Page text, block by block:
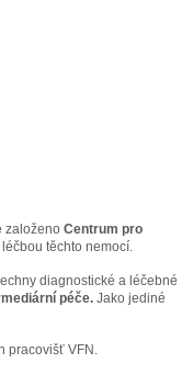
založeno Centrum pro
těchto nemocí.
diagnostické a léčebné
péče. Jako jediné
pracovišť VFN.